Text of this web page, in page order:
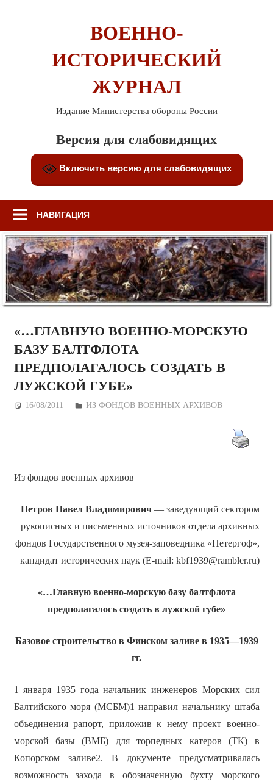
ВОЕННО-
ИСТОРИЧЕСКИЙ
ЖУРНАЛ
Издание Министерства обороны России
Версия для слабовидящих
Включить версию для слабовидящих
НАВИГАЦИЯ
«…ГЛАВНУЮ ВОЕННО-МОРСКУЮ
БАЗУ БАЛТФЛОТА
ПРЕДПОЛАГАЛОСЬ СОЗДАТЬ В
ЛУЖСКОЙ ГУБЕ»
16/08/2011 Дежурный по Редакции
ИЗ ФОНДОВ ВОЕННЫХ АРХИВОВ
Из фондов военных архивов
Петров Павел Владимирович— заведующий сектором
рукописных и письменных источников отдела архивных
фондов Государственного музея-заповедника «Петергоф»,
кандидат исторических наук (E-mail: kbf1939@rambler.ru)
«…Главную военно-морскую базу балтфлота
предполагалось создать в лужской губе»
Базовое строительство в Финском заливе в 1935—1939
гг.
1 января 1935 года начальник инженеров Морских сил
Балтийского моря (МСБМ)1 направил начальнику штаба
объединения рапорт, приложив к нему проект военно-
морской базы (ВМБ) для торпедных катеров (ТК) в
Копорском заливе2. В документе предусматривалась
возможность захода в обозначенную бухту морского